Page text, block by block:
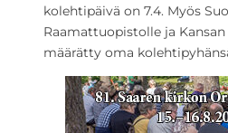
kolehtipäivä on 7.4. Myös
Raamattuopistolle ja
määrätty oma